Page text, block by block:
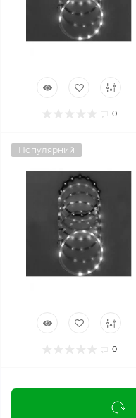
0
Популярний
0